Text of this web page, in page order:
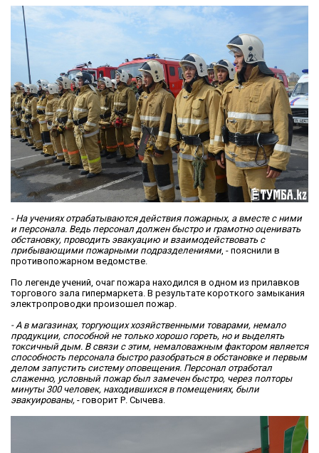
- На учениях отрабатываются действия пожарных, а вместе с ними
и персонала. Ведь персонал должен быстро и грамотно оценивать
обстановку, проводить эвакуацию и взаимодействовать с
прибывающими пожарными подразделениями, - пояснили в
противопожарном ведомстве.
По легенде учений, очаг пожара находился в одном из прилавков
торгового зала гипермаркета. В результате короткого замыкания
электропроводки произошел пожар.
- А в магазинах, торгующих хозяйственными товарами, немало
продукции, способной не только хорошо гореть, но и выделять
токсичный дым. В связи с этим, немаловажным фактором является
способность персонала быстро разобраться в обстановке и первым
делом запустить систему оповещения. Персонал отработал
слаженно, условный пожар был замечен быстро, через полторы
минуты 300 человек, находившихся в помещениях, были
эвакуированы, - говорит Р. Сычева.